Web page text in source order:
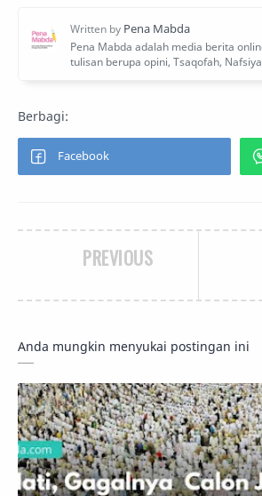
PREVIOUS
Anda mungkin menyukai postingan ini